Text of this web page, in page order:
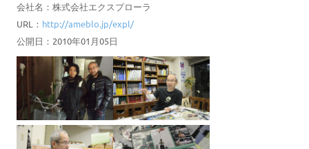
会社名：株式会社エクスプローラ
URL： http://ameblo.jp/expl/
公開日：2010年01月05日